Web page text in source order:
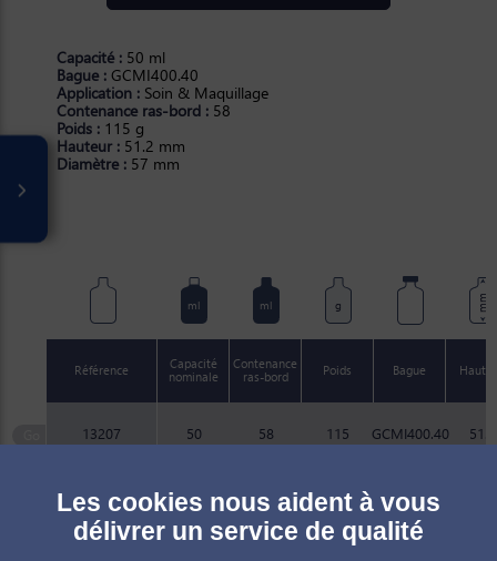
Capacité : 50 ml
Bague : GCMI400.40
Application : Soin & Maquillage
Contenance ras-bord : 58
Poids : 115 g
Hauteur : 51.2 mm
Diamètre : 57 mm
ml ml g mm
Référence
Capacité
nominale
Contenance
ras-bord
Poids Bague
13207 50 58 115 GCMI400.40 51.2
Produit sur commande, sous réserve de quantité minimum
Produit standard, sous réserve des disponibilités de stock
Les cookies nous aident à vous
délivrer un service de qualité